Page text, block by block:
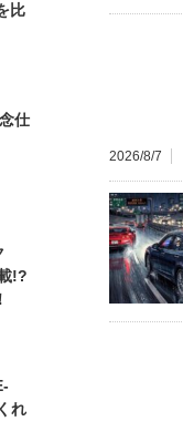
比
仕
!?
れ
2026/8/7